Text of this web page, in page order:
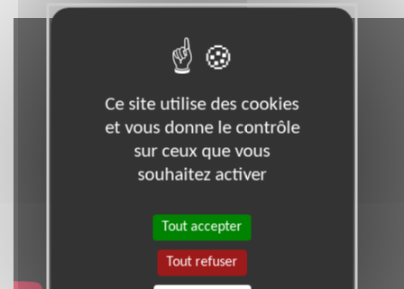
Ce site utilise des cookies
et vous donne le contrôle
sur ceux que vous
souhaitez activer
Tout accepter
Tout refuser